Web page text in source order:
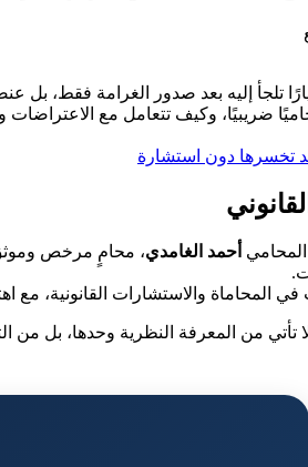
تلجأ إليه بعد صدور الغرامة فقط، بل
ضريبيًا، وكيف تتعامل مع
المحامي أحمد الغامدي، محامٍ مرخص وموثق
تأتي من المعرفة النظرية وحدها، بل من